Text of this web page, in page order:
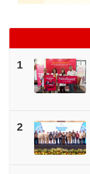
1
2